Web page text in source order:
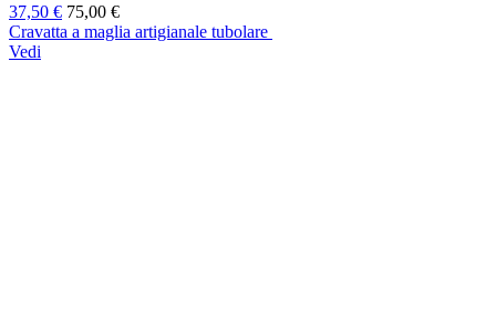
37,50 € 75,00 €
Cravatta a maglia artigianale tubolare
Vedi